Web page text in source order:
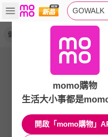
GOWALK
健走鞋
momo購物
生活大小事都是
開啟「momo購物」